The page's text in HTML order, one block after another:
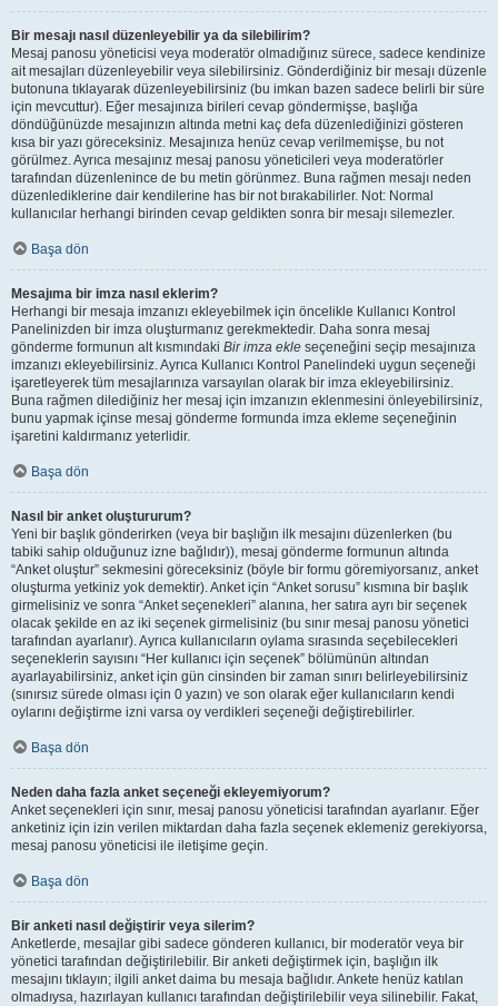
Bir mesajı nasıl düzenleyebilir ya da silebilirim?
Mesaj panosu yöneticisi veya moderatör olmadığınız sürece, sadece kendinize
ait mesajları düzenleyebilir veya silebilirsiniz. Gönderdiğiniz bir mesajı düzenle
butonuna tıklayarak düzenleyebilirsiniz (bu imkan bazen sadece belirli bir süre
için mevcuttur). Eğer mesajınıza birileri cevap göndermişse, başlığa
döndüğünüzde mesajınızın altında metni kaç defa düzenlediğinizi gösteren
kısa bir yazı göreceksiniz. Mesajınıza henüz cevap verilmemişse, bu not
görülmez. Ayrıca mesajınız mesaj panosu yöneticileri veya moderatörler
tarafından düzenlenince de bu metin görünmez. Buna rağmen mesajı neden
düzenlediklerine dair kendilerine has bir not bırakabilirler. Not: Normal
kullanıcılar herhangi birinden cevap geldikten sonra bir mesajı silemezler.
Başa dön
Mesajıma bir imza nasıl eklerim?
Herhangi bir mesaja imzanızı ekleyebilmek için öncelikle Kullanıcı Kontrol
Panelinizden bir imza oluşturmanız gerekmektedir. Daha sonra mesaj
gönderme formunun alt kısmındaki Bir imza ekle seçeneğini seçip mesajınıza
imzanızı ekleyebilirsiniz. Ayrıca Kullanıcı Kontrol Panelindeki uygun seçeneği
işaretleyerek tüm mesajlarınıza varsayılan olarak bir imza ekleyebilirsiniz.
Buna rağmen dilediğiniz her mesaj için imzanızın eklenmesini önleyebilirsiniz,
bunu yapmak içinse mesaj gönderme formunda imza ekleme seçeneğinin
işaretini kaldırmanız yeterlidir.
Başa dön
Nasıl bir anket oluştururum?
Yeni bir başlık gönderirken (veya bir başlığın ilk mesajını düzenlerken (bu
tabiki sahip olduğunuz izne bağlıdır)), mesaj gönderme formunun altında
“Anket oluştur” sekmesini göreceksiniz (böyle bir formu göremiyorsanız, anket
oluşturma yetkiniz yok demektir). Anket için “Anket sorusu” kısmına bir başlık
girmelisiniz ve sonra “Anket seçenekleri” alanına, her satıra ayrı bir seçenek
olacak şekilde en az iki seçenek girmelisiniz (bu sınır mesaj panosu yönetici
tarafından ayarlanır). Ayrıca kullanıcıların oylama sırasında seçebilecekleri
seçeneklerin sayısını “Her kullanıcı için seçenek” bölümünün altından
ayarlayabilirsiniz, anket için gün cinsinden bir zaman sınırı belirleyebilirsiniz
(sınırsız sürede olması için 0 yazın) ve son olarak eğer kullanıcıların kendi
oylarını değiştirme izni varsa oy verdikleri seçeneği değiştirebilirler.
Başa dön
Neden daha fazla anket seçeneği ekleyemiyorum?
Anket seçenekleri için sınır, mesaj panosu yöneticisi tarafından ayarlanır. Eğer
anketiniz için izin verilen miktardan daha fazla seçenek eklemeniz gerekiyorsa,
mesaj panosu yöneticisi ile iletişime geçin.
Başa dön
Bir anketi nasıl değiştirir veya silerim?
Anketlerde, mesajlar gibi sadece gönderen kullanıcı, bir moderatör veya bir
yönetici tarafından değiştirilebilir. Bir anketi değiştirmek için, başlığın ilk
mesajını tıklayın; ilgili anket daima bu mesaja bağlıdır. Ankete henüz katılan
olmadıysa, hazırlayan kullanıcı tarafından değiştirilebilir veya silinebilir. Fakat,